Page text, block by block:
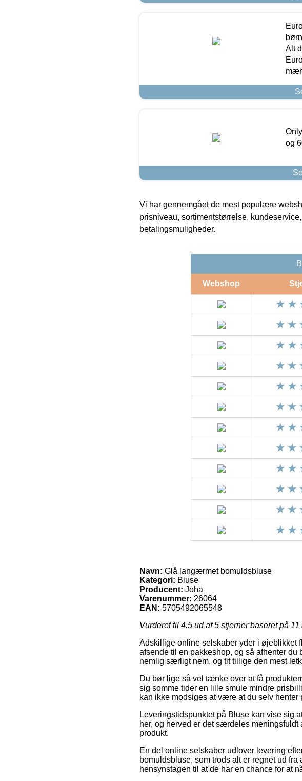
Alt
og
Vi har gennemgået de mest populære
prisniveau, sortimentstørrelse,
betalingsmuligheder.
Webshop
Navn: Glå langærmet bomuldsbluse
Kategori: Bluse
Producent: Joha
Varenummer: 26064
EAN: 5705492065548
Vurderet til 4.5 ud af 5 stjerner baseret på 11
Adskillige online selskaber yder i øjeblikket
afsende til en pakkeshop, og så afhenter
nemlig særligt nem, og tit tillige den mest
Du bør lige så vel tænke over at få
sig somme tider en lille smule mindre
kan ikke modsiges at være at du selv
Leveringstidspunktet på Bluse kan vise sig
her, og herved er det særdeles
produkt.
En del online selskaber udlover levering
bomuldsbluse, som trods alt er regnet ud
hensynstagen til at de har en chance for at